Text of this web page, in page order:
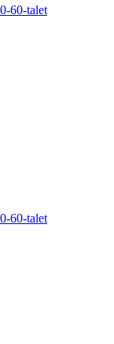
60-talet
60-talet